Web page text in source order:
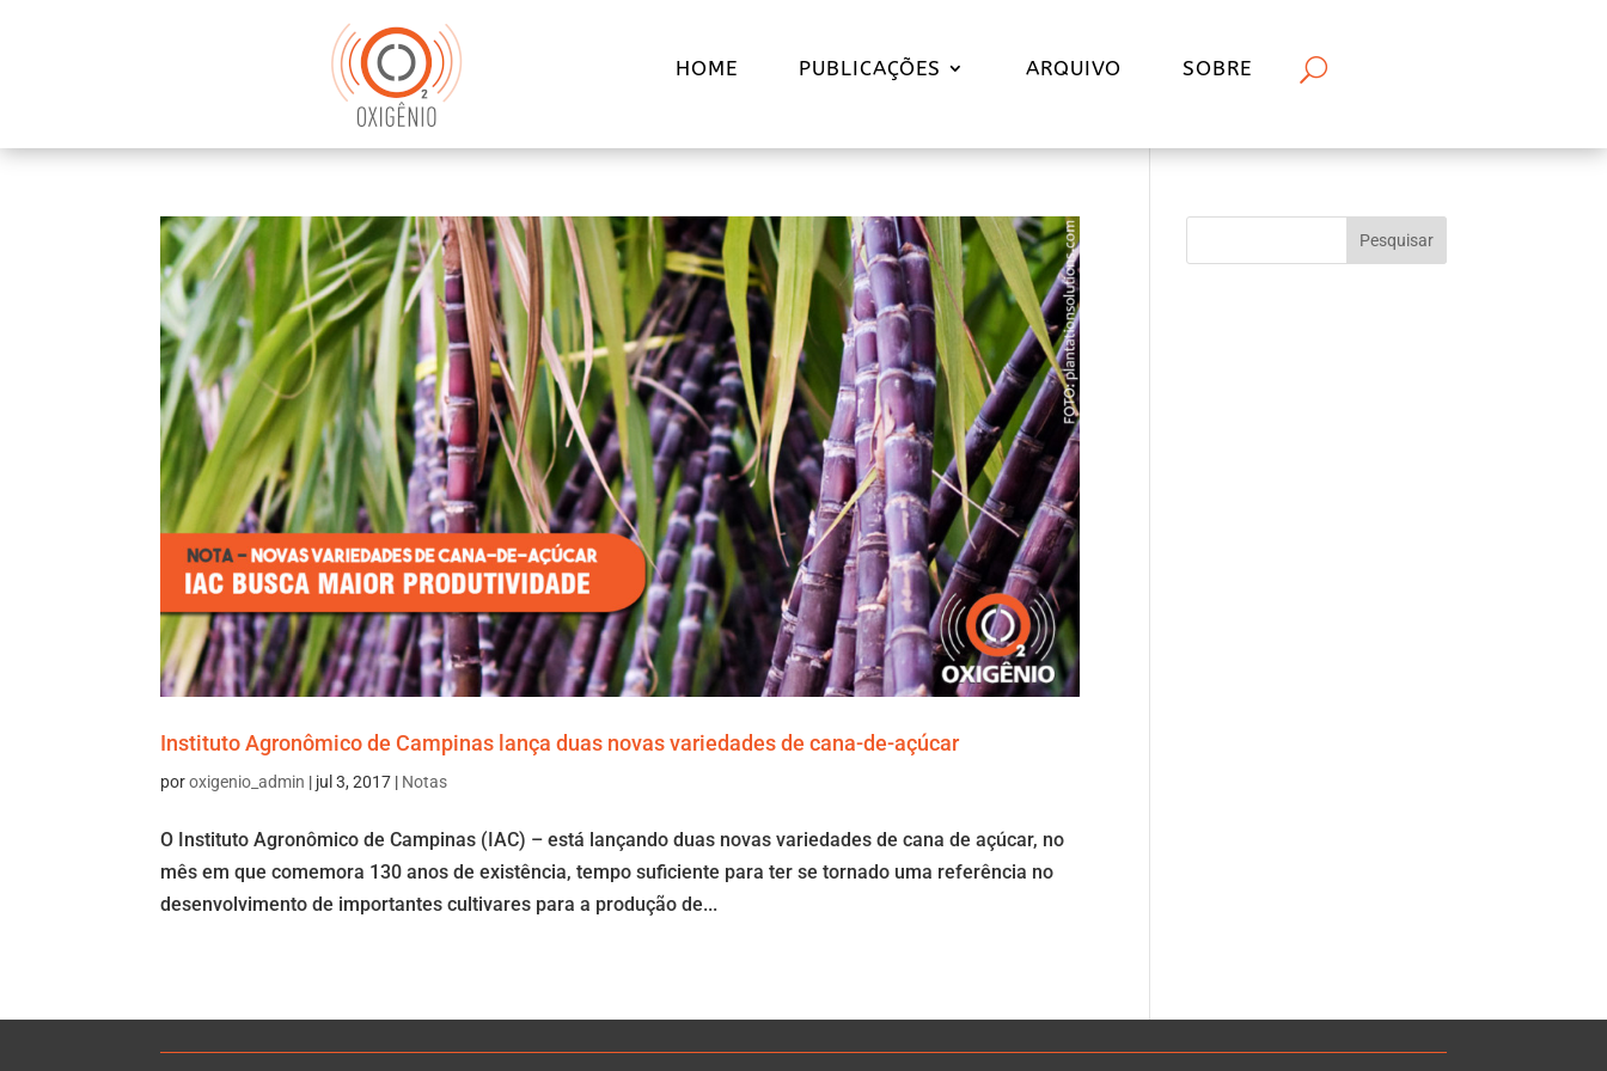
HOME PUBLICAÇÕES ARQUIVO SOBRE
Instituto Agronômico de Campinas lança duas novas variedades de cana-de-açúcar
poroxigenio_admin | jul 3, 2017 | Notas
O Instituto Agronômico de Campinas (IAC) – está lançando duas novas variedades de cana de açúcar, no
mês em que comemora 130 anos de existência, tempo suficiente para ter se tornado uma referência no
desenvolvimento de importantes cultivares para a produção de...